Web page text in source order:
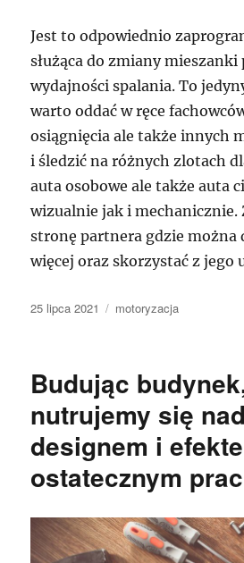
Jest to odpowiednio
służąca do zmiany mieszanki
wydajności spalania. To
warto oddać w ręce
osiągnięcia ale także innych
i śledzić na różnych zlotach
auta osobowe ale także auta
wizualnie jak i mechanicznie.
stronę partnera gdzie można
więcej oraz skorzystać z jego
Data
25 lipca 2021 Kategorie
motoryzacja
Budując
nutrujemy się
designem i
ostatecznym